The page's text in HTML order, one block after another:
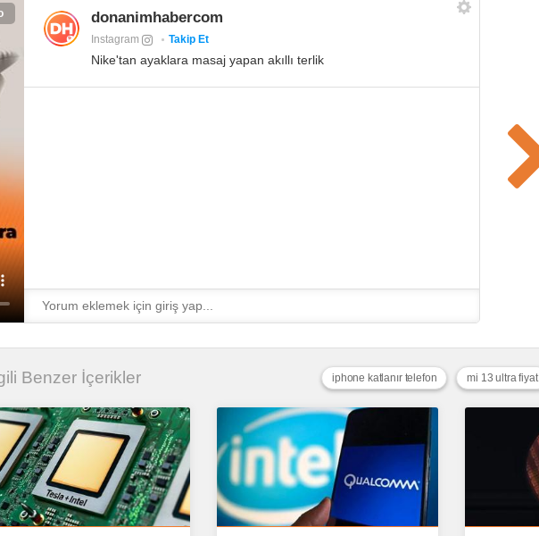
donanimhabercom
Instagram Takip Et
Nike'tan ayaklara masaj yapan akıllı terlik
Benzer İçerikler mi 13 ultra fiyat
iphone katlanır telefon